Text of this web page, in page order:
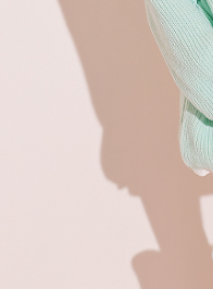
saluran lain.
【Nota Penting】
1. Perkhidmatan ini
membolehkan pengguna
perkhidmatan ini semasa
tuntutan harga jual/beli
menggunakan bil syarikat ini.
2. Berdasarkan tujuan kontrak
"Pembayaran Ansuran Gogo",
anda (termasuk nama, telefon
pengumpulan, pemprosesan
semakan dan pembetulan
3. Sila baca syarat